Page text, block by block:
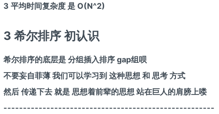
3 平均时间复杂度 是 O(N^2)
3 希尔排序 初认识
希尔排序的底层是 分组插入排序 gap组呗
不要妄自菲薄 我们可以学习到 这种思想 和 思考 方式
然后 传递下去 就是 思想着前辈的思想 站在巨人的肩膀上喽
------------------------------------------------------